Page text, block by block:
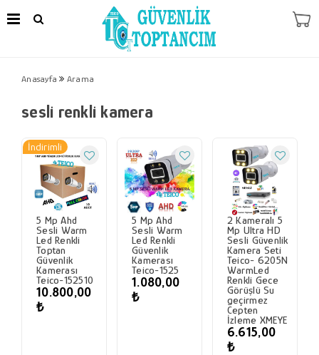
Anasayfa Arama
sesli renkli kamera
5 Mp Ahd
Sesli Warm
Led Renkli
Toptan
Güvenlik
Kamerası
Teico-152510
10.800,00
₺
İndirimli
5 Mp Ahd
Sesli Warm
Led Renkli
Güvenlik
Kamerası
Teico-1525
1.080,00
₺
2 Kameralı 5
Mp Ultra HD
Sesli Güvenlik
Kamera Seti
Teico- 6205N
WarmLed
Renkli Gece
Görüşlü Su
geçirmez
Cepten
İzleme XMEYE
6.615,00
₺